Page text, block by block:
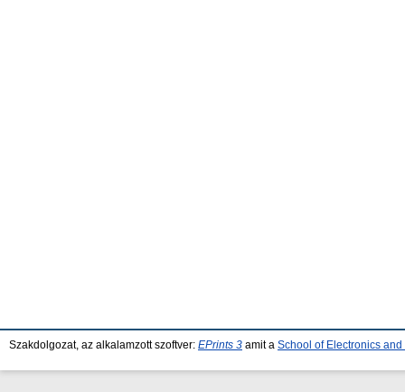
Szakdolgozat, az alkalamzott szoftver: EPrints 3 amit a School of Electronics